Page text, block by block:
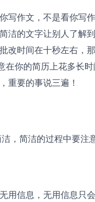
作文，不是看你写
洁的文字让别人了解
改时间在十秒左右，
在你的简历上花多长
重要的事说三遍！
简洁的过程中要注
信息，无用信息只